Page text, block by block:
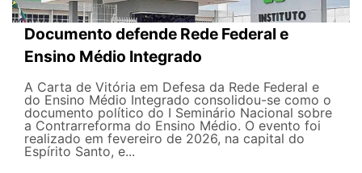
Documento defende Rede Federal e
Ensino Médio Integrado
A Carta de Vitória em Defesa da Rede Federal e
do Ensino Médio Integrado consolidou-se como o
documento político do I Seminário Nacional sobre
a Contrarreforma do Ensino Médio. O evento foi
realizado em fevereiro de 2026, na capital do
Espírito Santo, e...